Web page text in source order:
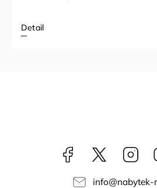
Facebook
info@nabytek-